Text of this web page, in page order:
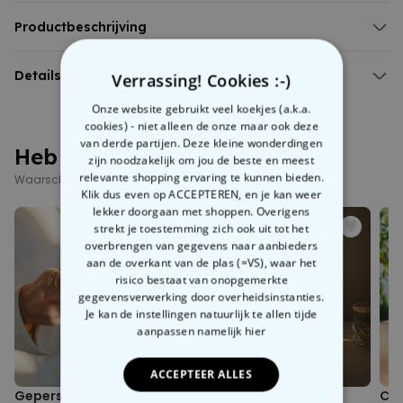
Inclusief bordje
Materiaal: keramiek
Liever met de hand afwassen
Productbeschrijving
Gepersonaliseerde espresso mok met naam en jaartal
Onzegepersonaliseerde espresso mokhoudt niet alleen de
ochtendkoffie warm, maar draagt ook de door jou ingevoerde
en eenjaartal. Elegant, nietwaar? Samen met het
bijpassende bordje wordt deze set snel het onmisbare
hoogtepunt in jouw ochtendroutine.
Geweldig alscadeauvoor jezelf, voor de koffieliefhebber in de
familie of de espresso fanaat in jouw vriendenkring. Of als cadeau
voor een speciale gelegenheid zoalsVader- of Moederdag
het kopje met schotel uiteindelijk belandt, is aan jou.
Details
Gepersonaliseerde espresso mok met naam en jaartal
Bevat 1 mok en 1 bordje
Het bedrukte gedeelte voel je niet
Gemaakt van keramiek
Inhoudsvermogen ca. 70 ml
Afmetingen mok ca. 5 cm hoog, diameter ca. 5,8 cm;
Kan in de vaatwasser (handwas aanbevolen)
Heb je deze al gezien?
Waarschijnlijk interesseren deze producten je ook
Gepersonaliseerde
Gepersonaliseerd
Verrassing! Cookies :-)
Onze website gebruikt veel koekjes (a.k.a.
cookies) - niet alleen de onze maar ook deze
van derde partijen. Deze kleine wonderdingen
zijn noodzakelijk om jou de beste en meest
relevante shopping ervaring te kunnen bieden.
Klik dus even op ACCEPTEREN, en je kan weer
lekker doorgaan met shoppen. Overigens
strekt je toestemming zich ook uit tot het
overbrengen van gegevens naar aanbieders
aan de overkant van de plas (=VS), waar het
risico bestaat van onopgemerkte
gegevensverwerking door overheidsinstanties.
Je kan de instellingen natuurlijk te allen tijde
aanpassen namelijk hier
ACCEPTEER ALLES